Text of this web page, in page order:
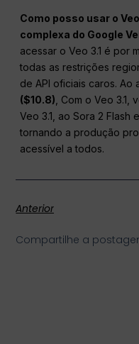
Como posso usar o
complexa do Google
acessar o Veo 3.1 é por
todas as restrições
de API oficiais caros. Ao
($10.8) , Com o Veo
Veo 3.1, ao Sora 2 Flash
tornando a produção
acessível a todos.
Anterior
Compartilhe a